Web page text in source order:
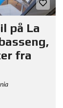
på La
fra